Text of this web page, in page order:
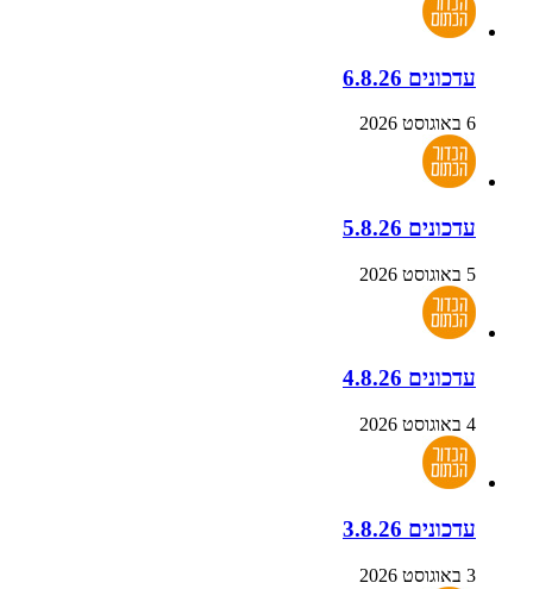
עדכונים 6.8.26
6 באוגוסט 2026
עדכונים 5.8.26
5 באוגוסט 2026
עדכונים 4.8.26
4 באוגוסט 2026
עדכונים 3.8.26
3 באוגוסט 2026